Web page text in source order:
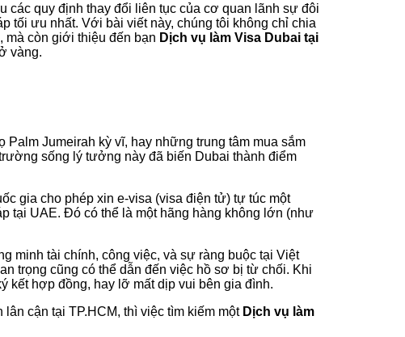
các quy định thay đổi liên tục của cơ quan lãnh sự đôi
tối ưu nhất. Với bài viết này, chúng tôi không chỉ chia
mà còn giới thiệu đến bạn Dịch vụ làm Visa Dubai tại
vàng.
Jumeirah kỳ vĩ, hay những trung tâm mua sắm
sống lý tưởng này đã biến Dubai thành điểm
gia cho phép xin e-visa (visa điện tử) tự túc một
tại UAE. Đó có thể là một hãng hàng không lớn (như
minh tài chính, công việc, và sự ràng buộc tại Việt
trọng cũng có thể dẫn đến việc hồ sơ bị từ chối. Khi
kết hợp đồng, hay lỡ mất dịp vui bên gia đình.
cận tại TP.HCM, thì việc tìm kiếm một Dịch vụ làm